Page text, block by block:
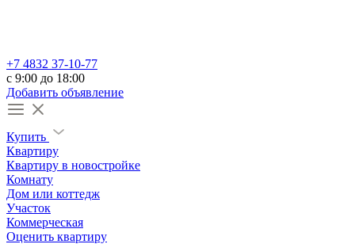
+7 4832 37-10-77
c 9:00 до 18:00
Добавить объявление
Купить
Квартиру
Квартиру в новостройке
Комнату
Дом или коттедж
Участок
Коммерческая
Оценить квартиру